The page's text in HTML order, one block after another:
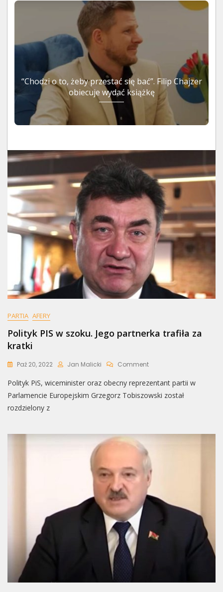
“Chodzi o to, żeby przestać się bać”. Filip Chajzer
obiecuje wydać książkę
PARTIA AFERY
Polityk PIS w szoku. Jego partnerka trafiła za
kratki
Paź 20, 2022 Jan Malicki CommentOn
PIS
W
Polityk PiS, wiceminister oraz obecny reprezentant partii w
Parlamencie Europejskim Grzegorz Tobiszowski został
rozdzielony z